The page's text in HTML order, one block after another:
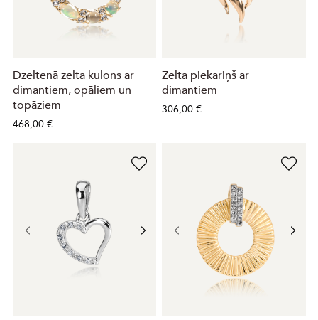
Dzeltenā zelta kulons ar
dimantiem, opāliem un
topāziem
468,00 €
Zelta piekariņš ar
dimantiem
306,00 €